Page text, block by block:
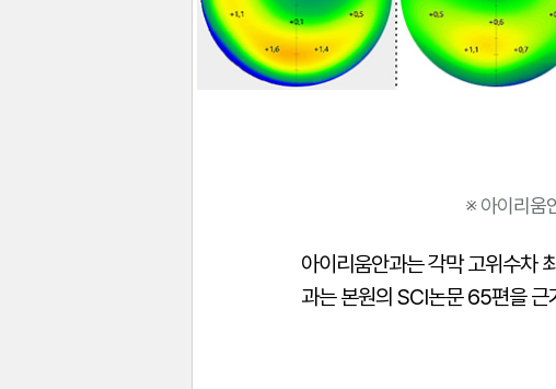
※ 아이리움
아이리움안과는 각막 고위수차
과는 본원의 SCI논문 65편을 근